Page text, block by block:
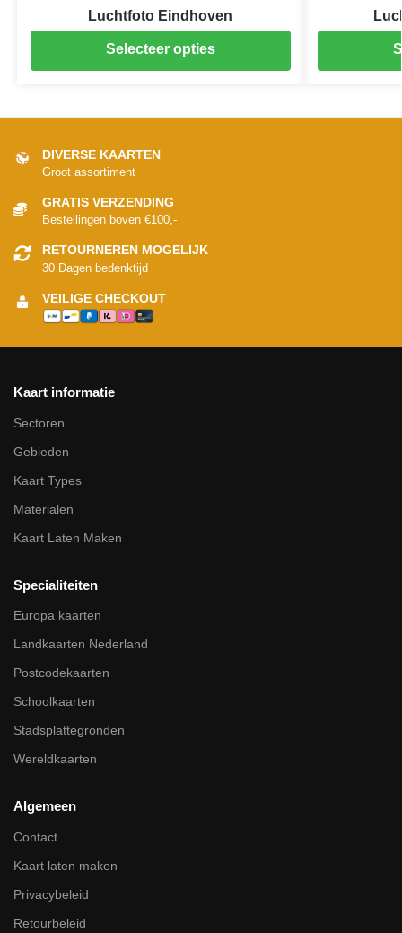
Luchtfoto Eindhoven
Selecteer opties
DIVERSE KAARTEN
Groot assortiment
GRATIS VERZENDING
Bestellingen boven €100,-
RETOURNEREN MOGELIJK
30 Dagen bedenktijd
VEILIGE CHECKOUT
Kaart informatie
Sectoren
Gebieden
Kaart Types
Materialen
Kaart Laten Maken
Specialiteiten
Europa kaarten
Landkaarten Nederland
Postcodekaarten
Schoolkaarten
Stadsplattegronden
Wereldkaarten
Algemeen
Contact
Kaart laten maken
Privacybeleid
Retourbeleid